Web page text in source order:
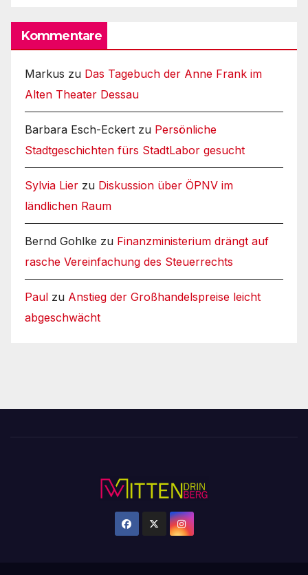
Kommentare
Markus zu Das Tagebuch der Anne Frank im
Alten Theater Dessau
Barbara Esch-Eckert zu Persönliche
Stadtgeschichten fürs StadtLabor gesucht
Sylvia Lier zu Diskussion über ÖPNV im
ländlichen Raum
Bernd Gohlke zu Finanzministerium drängt auf
rasche Vereinfachung des Steuerrechts
Paul zu Anstieg der Großhandelspreise leicht
abgeschwächt